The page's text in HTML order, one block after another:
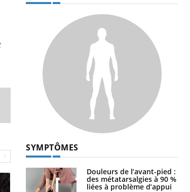
SYMPTÔMES
Douleurs de l’avant-pied :
des métatarsalgies à 90 %
liées à problème d’appui